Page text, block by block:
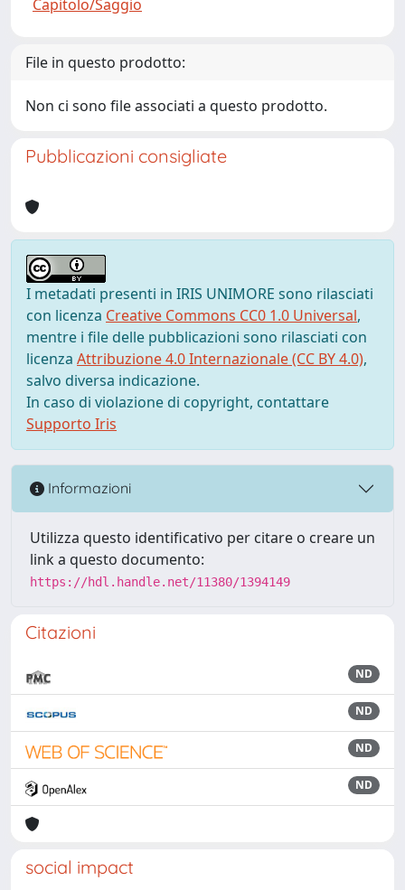
Capitolo/Saggio
File in questo prodotto:
Non ci sono file associati a questo prodotto.
Pubblicazioni consigliate
I metadati presenti in IRIS UNIMORE sono rilasciati
con licenza Creative Commons CC0 1.0 Universal,
mentre i file delle pubblicazioni sono rilasciati con
licenza Attribuzione 4.0 Internazionale (CC BY 4.0),
salvo diversa indicazione.
In caso di violazione di copyright, contattare
Supporto Iris
Informazioni
Utilizza questo identificativo per citare o creare un
link a questo documento:
https://hdl.handle.net/11380/1394149
Citazioni
ND
ND
ND
ND
social impact